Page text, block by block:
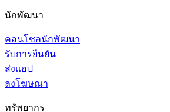
นักพัฒนา
คอนโซลนักพัฒนา
รับการยืนยัน
ส่งแอป
ลงโฆษณา
ทรัพยากร